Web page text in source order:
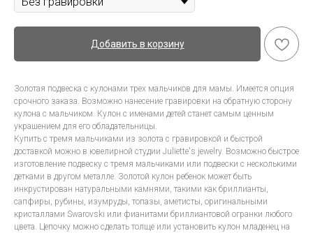
Добавить в корзину
Золотая подвеска с кулонами трех мальчиков для мамы. Имеется опция
срочного заказа. Возможно нанесение гравировки на обратную сторону
кулона с мальчиком. Кулон с именами детей станет самым ценным
украшением для его обладательницы.
Купить с тремя мальчиками из золота с гравировкой и быстрой
доставкой можно в ювелирной студии Juliette's jewelry. Возможно быстрое
изготовление подвеску с тремя мальчиками или подвески с несколькими
детками в другом металле. Золотой кулон ребенок может быть
инкрустирован натуральными камнями, такими как бриллианты,
сапфиры, рубины, изумруды, топазы, аметисты, оригинальными
кристаллами Swarovski или фианитами бриллиантовой огранки любого
цвета. Цепочку можно сделать толще или установить кулон младенец на